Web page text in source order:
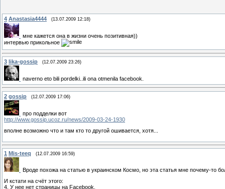
4 Anastasia4444 (13.07.2009 12:18)
мне кажется она в жизни очень позитивная))
интервью прикольное
3 lika-gossip (12.07.2009 23:26)
naverno eto bili pordelki..ili ona otmenila facebook.
2 gossip (12.07.2009 17:06)
про подделки вот
http://www.gossip.ucoz.ru/news/2009-03-24-1930
вполне возможно что и там кто то другой ошивается, хотя...
1 Mis-teeq (12.07.2009 16:59)
Вроде похожа на статью в украинском Космо, но эта статья мне почему-то
И кстати на счёт этого:
4. У нее нет страницы на Facebook.